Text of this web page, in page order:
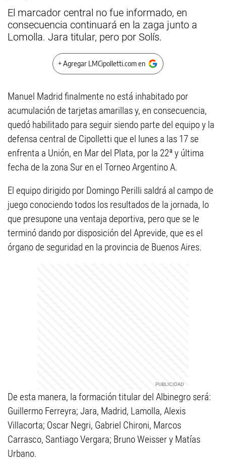
El marcador central no fue informado, en
consecuencia continuará en la zaga junto a
Lomolla. Jara titular, pero por Solís.
+ Agregar LMCipolletti.com en
Manuel Madrid finalmente no está inhabitado por
acumulación de tarjetas amarillas y, en consecuencia,
quedó habilitado para seguir siendo parte del equipo y la
defensa central de Cipolletti que el lunes a las 17 se
enfrenta a Unión, en Mar del Plata, por la 22ª y última
fecha de la zona Sur en el Torneo Argentino A.
El equipo dirigido por Domingo Perilli saldrá al campo de
juego conociendo todos los resultados de la jornada, lo
que presupone una ventaja deportiva, pero que se le
terminó dando por disposición del Aprevide, que es el
órgano de seguridad en la provincia de Buenos Aires.
De esta manera, la formación titular del Albinegro será:
Guillermo Ferreyra; Jara, Madrid, Lamolla, Alexis
Villacorta; Oscar Negri, Gabriel Chironi, Marcos
Carrasco, Santiago Vergara; Bruno Weisser y Matías
Urbano.